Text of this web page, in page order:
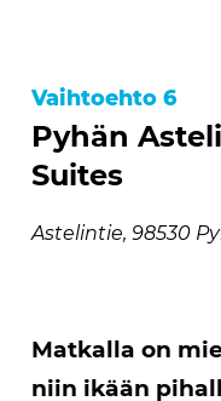
Vaihtoehto 6
Pyhän
Suites
Astelintie, 98530
Matkalla on
niin ikään